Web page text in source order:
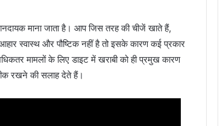
माना जाता है। आप जिस तरह की चीजें खाते हैं,
स्वास्थ और पौष्टिक नहीं है तो इसके कारण कई प्रकार
मामलों के लिए डाइट में खराबी को ही प्रमुख कारण
रखने की सलाह देते हैं।